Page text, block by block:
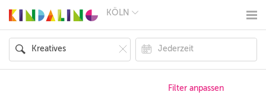
KÖLN
BERLIN
MÜNCHEN
HAMBURG
KÖLN